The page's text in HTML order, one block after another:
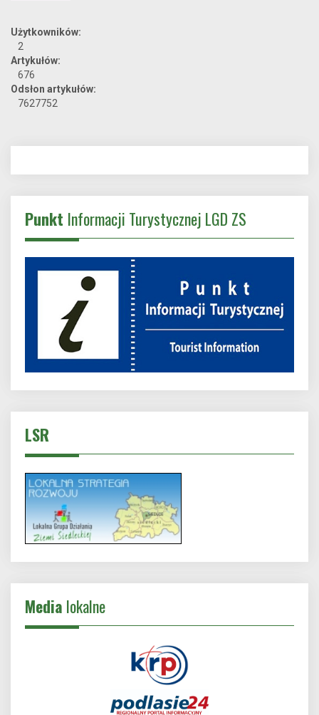
Użytkowników:
2
Artykułów:
676
Odsłon artykułów:
7627752
Punkt Informacji Turystycznej LGD ZS
LSR
Media lokalne